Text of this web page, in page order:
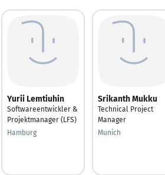
Yurii Lemtiuhin
Softwareentwickler &
Projektmanager (LFS)
Hamburg
Srikanth Mukku
Technical Project
Manager
Munich